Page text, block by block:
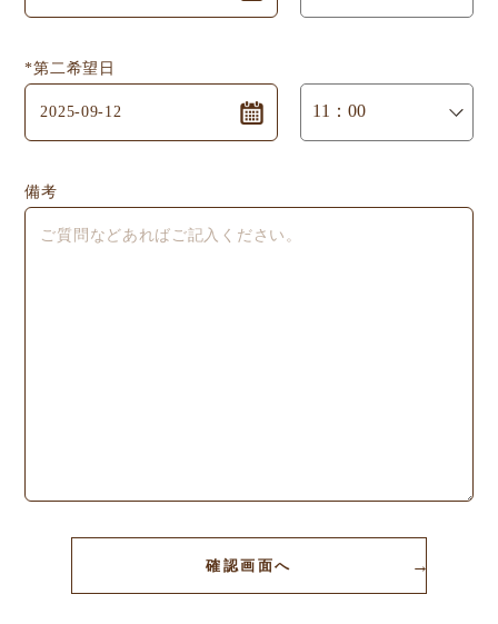
*第二希望日
備考